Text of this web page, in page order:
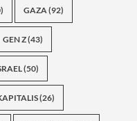
GAZA(92)
GEN Z(43)
(50)
(26)